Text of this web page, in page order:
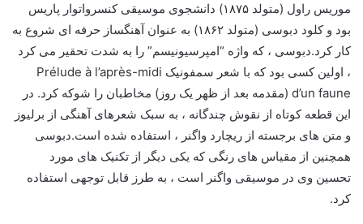
موریس راول (متولد ۱۸۷۵) دانشجوی موسیقی کنسرواتوار پاریس
بود و کلود دبوسی (متولد ۱۸۶۲) به عنوان آهنگساز حرفه ای شروع به
کار کرد.دبوسی ، که واژه “امپرسیونیسم” را به شدت تحقیر می کرد
، اولین کسی بود که با شعر سمفونیک Prélude à l’après-midi
d’un faune (مقدمه بعد از ظهر یک روز) مخاطبان را شوکه کرد. در
این قطعه کوتاه از نقوش چندگانه ، به سبک شعرهای آهنگی از برلیوز
و متن های برجسته از ریچارد واگنر ، استفاده شده است.دبوسی
همچنین از مقیاس های رنگی که یکی دیگر از تکنیک های مورد
تحسین وی در موسیقی واگنر است ، به طرز قابل توجهی استفاده
کرد.